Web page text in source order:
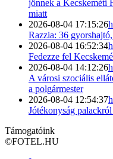
jönnek a Kecskeméti
miatt
2026-08-04 17:15:26
Razzia: 36
2026-08-04 16:52:34
Fedezze fel
2026-08-04 14:12:26
A városi szociális
a polgármester
2026-08-04 12:54:37
Jótékonyság
Támogatóink
©FOTEL.HU